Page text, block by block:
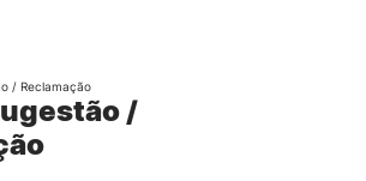
/
/ Reclamação